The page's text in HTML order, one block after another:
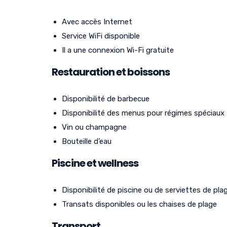
Avec accès Internet
Service WiFi disponible
Il a une connexion Wi-Fi gratuite
Restauration et boissons
Disponibilité de barbecue
Disponibilité des menus pour régimes spéciaux
Vin ou champagne
Bouteille d’eau
Piscine et wellness
Disponibilité de piscine ou de serviettes de
Transats disponibles ou les chaises de plage